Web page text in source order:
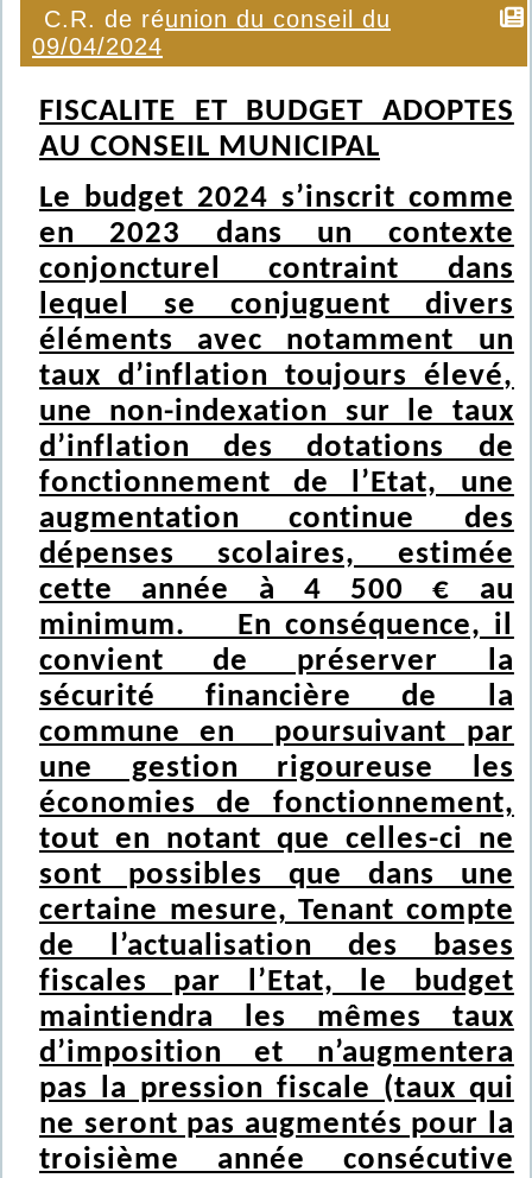
C.R. de réunion du conseil du
09/04/2024
FISCALITE ET BUDGET ADOPTES
AU CONSEIL MUNICIPAL
Le budget 2024 s’inscrit comme
en 2023 dans un contexte
conjoncturel contraint dans
lequel se conjuguent divers
éléments avec notamment un
taux d’inflation toujours élevé,
une non-indexation sur le taux
d’inflation des dotations de
fonctionnement de l’Etat, une
augmentation continue des
dépenses scolaires, estimée
cette année à 4 500 € au
minimum. En conséquence, il
convient de préserver la
sécurité financière de la
commune en poursuivant par
une gestion rigoureuse les
économies de fonctionnement,
tout en notant que celles-ci ne
sont possibles que dans une
certaine mesure, Tenant compte
de l’actualisation des bases
fiscales par l’Etat, le budget
maintiendra les mêmes taux
d’imposition et n’augmentera
pas la pression fiscale (taux qui
ne seront pas augmentés pour la
troisième année consécutive